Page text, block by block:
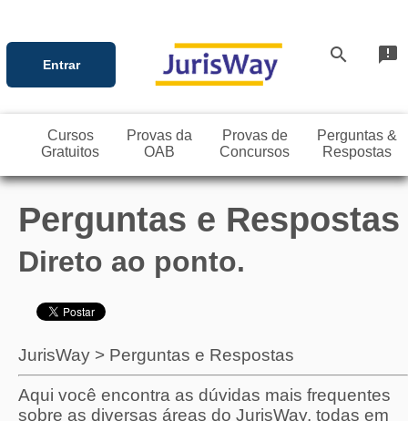
Entrar search announcement
Cursos
Gratuitos
Provas da
OAB
Provas de
Concursos
Perguntas &
Respostas
Perguntas e Respostas
Direto ao ponto.
JurisWay > Perguntas e Respostas
Aqui você encontra as dúvidas mais frequentes
sobre as diversas áreas do JurisWay, todas em